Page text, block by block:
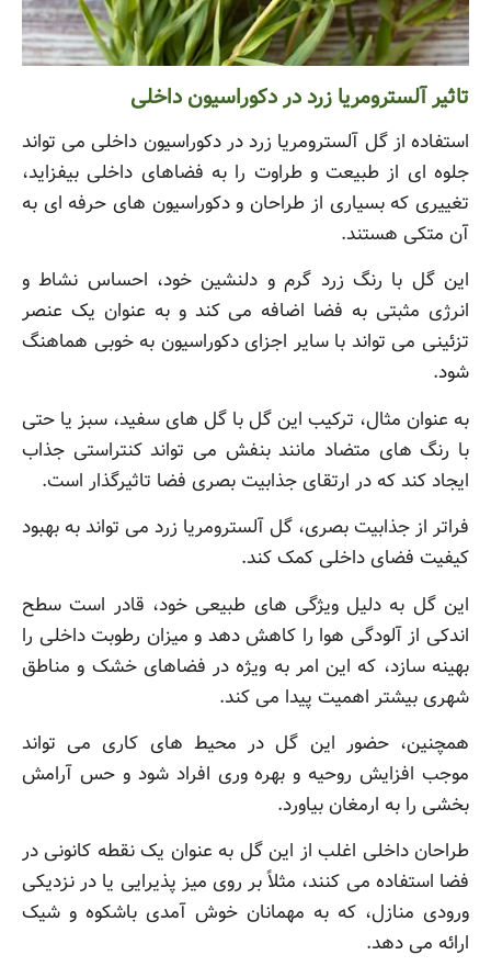
تاثیر آلسترومریا زرد در دکوراسیون داخلی
استفاده از گل آلسترومریا زرد در دکوراسیون داخلی می تواند
جلوه ای از طبیعت و طراوت را به فضاهای داخلی بیفزاید،
تغییری که بسیاری از طراحان و دکوراسیون های حرفه ای به
آن متکی هستند.
این گل با رنگ زرد گرم و دلنشین خود، احساس نشاط و
انرژی مثبتی به فضا اضافه می کند و به عنوان یک عنصر
تزئینی می تواند با سایر اجزای دکوراسیون به خوبی هماهنگ
شود.
به عنوان مثال، ترکیب این گل با گل های سفید، سبز یا حتی
با رنگ های متضاد مانند بنفش می تواند کنتراستی جذاب
ایجاد کند که در ارتقای جذابیت بصری فضا تاثیرگذار است.
فراتر از جذابیت بصری، گل آلسترومریا زرد می تواند به بهبود
کیفیت فضای داخلی کمک کند.
این گل به دلیل ویژگی های طبیعی خود، قادر است سطح
اندکی از آلودگی هوا را کاهش دهد و میزان رطوبت داخلی را
بهینه سازد، که این امر به ویژه در فضاهای خشک و مناطق
شهری بیشتر اهمیت پیدا می کند.
همچنین، حضور این گل در محیط های کاری می تواند
موجب افزایش روحیه و بهره وری افراد شود و حس آرامش
بخشی را به ارمغان بیاورد.
طراحان داخلی اغلب از این گل به عنوان یک نقطه کانونی در
فضا استفاده می کنند، مثلاً بر روی میز پذیرایی یا در نزدیکی
ورودی منازل، که به مهمانان خوش آمدی باشکوه و شیک
ارائه می دهد.